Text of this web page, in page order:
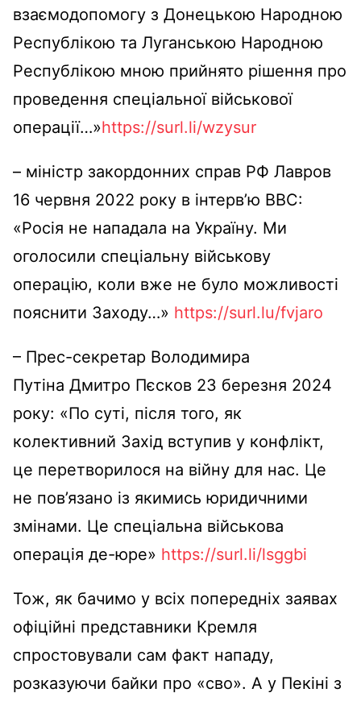
взаємодопомогу з Донецькою Народною
Республікою та Луганською Народною
Республікою мною прийнято рішення про
проведення спеціальної військової
операції…»https://surl.li/wzysur
– міністр закордонних справ РФ Лавров
16 червня 2022 року в інтерв’ю ВВС:
«Росія не нападала на Україну. Ми
оголосили спеціальну військову
операцію, коли вже не було можливості
пояснити Заходу…» https://surl.lu/fvjaro
– Прес-секретар Володимира
Путіна Дмитро Пєсков 23 березня 2024
року: «По суті, після того, як
колективний Захід вступив у конфлікт,
це перетворилося на війну для нас. Це
не пов’язано із якимись юридичними
змінами. Це спеціальна військова
операція де-юре» https://surl.li/lsggbi
Тож, як бачимо у всіх попередніх заявах
офіційні представники Кремля
спростовували сам факт нападу,
розказуючи байки про «сво». А у Пекіні з